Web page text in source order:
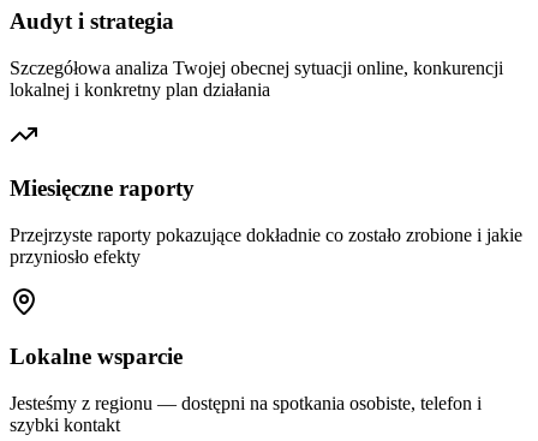
Audyt i strategia
Szczegółowa analiza Twojej obecnej sytuacji online, konkurencji
lokalnej i konkretny plan działania
Miesięczne raporty
Przejrzyste raporty pokazujące dokładnie co zostało zrobione i jakie
przyniosło efekty
Lokalne wsparcie
Jesteśmy z regionu — dostępni na spotkania osobiste, telefon i
szybki kontakt